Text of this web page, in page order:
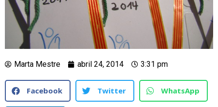
Marta Mestre abril 24, 2014 3:31 pm
Facebook Twitter WhatsApp